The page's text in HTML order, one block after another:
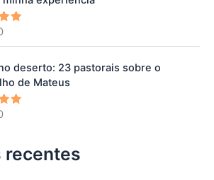
deserto: 23 pastorais sobre o
de Mateus
recentes